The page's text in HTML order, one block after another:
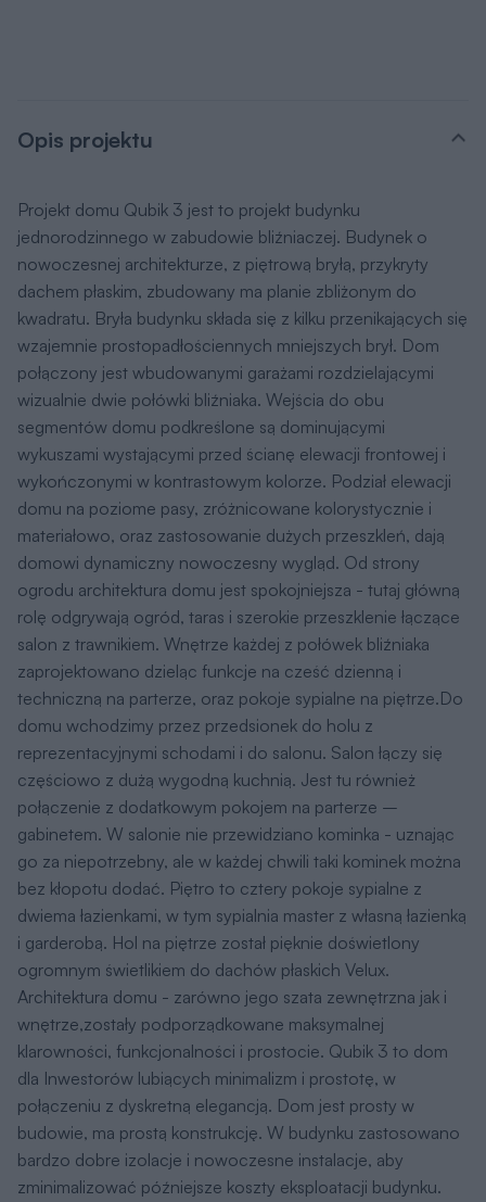
Opis projektu
Projekt domu Qubik 3 jest to projekt budynku
jednorodzinnego w zabudowie bliźniaczej. Budynek o
nowoczesnej architekturze, z piętrową bryłą, przykryty
dachem płaskim, zbudowany ma planie zbliżonym do
kwadratu. Bryła budynku składa się z kilku przenikających się
wzajemnie prostopadłościennych mniejszych brył. Dom
połączony jest wbudowanymi garażami rozdzielającymi
wizualnie dwie połówki bliźniaka. Wejścia do obu
segmentów domu podkreślone są dominującymi
wykuszami wystającymi przed ścianę elewacji frontowej i
wykończonymi w kontrastowym kolorze. Podział elewacji
domu na poziome pasy, zróżnicowane kolorystycznie i
materiałowo, oraz zastosowanie dużych przeszkleń, dają
domowi dynamiczny nowoczesny wygląd. Od strony
ogrodu architektura domu jest spokojniejsza - tutaj główną
rolę odgrywają ogród, taras i szerokie przeszklenie łączące
salon z trawnikiem. Wnętrze każdej z połówek bliźniaka
zaprojektowano dzieląc funkcje na cześć dzienną i
techniczną na parterze, oraz pokoje sypialne na piętrze.Do
domu wchodzimy przez przedsionek do holu z
reprezentacyjnymi schodami i do salonu. Salon łączy się
częściowo z dużą wygodną kuchnią. Jest tu również
połączenie z dodatkowym pokojem na parterze –
gabinetem. W salonie nie przewidziano kominka - uznając
go za niepotrzebny, ale w każdej chwili taki kominek można
bez kłopotu dodać. Piętro to cztery pokoje sypialne z
dwiema łazienkami, w tym sypialnia master z własną łazienką
i garderobą. Hol na piętrze został pięknie doświetlony
ogromnym świetlikiem do dachów płaskich Velux.
Architektura domu - zarówno jego szata zewnętrzna jak i
wnętrze,zostały podporządkowane maksymalnej
klarowności, funkcjonalności i prostocie. Qubik 3 to dom
dla Inwestorów lubiących minimalizm i prostotę, w
połączeniu z dyskretną elegancją. Dom jest prosty w
budowie, ma prostą konstrukcję. W budynku zastosowano
bardzo dobre izolacje i nowoczesne instalacje, aby
zminimalizować późniejsze koszty eksploatacji budynku.